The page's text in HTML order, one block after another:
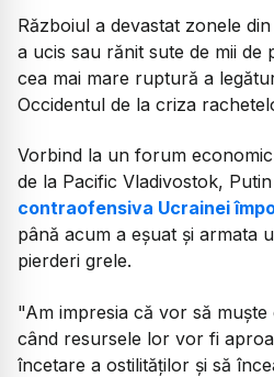
Războiul a devastat zonele
a ucis sau rănit sute de mii de
cea mai mare ruptură a
Occidentul de la criza
Vorbind la un forum
de la Pacific Vladivostok,
contraofensiva Ucrainei
până acum a eşuat şi armata
pierderi grele.
"Am impresia că vor să
când resursele lor vor fi
încetare a ostilităţilor şi să